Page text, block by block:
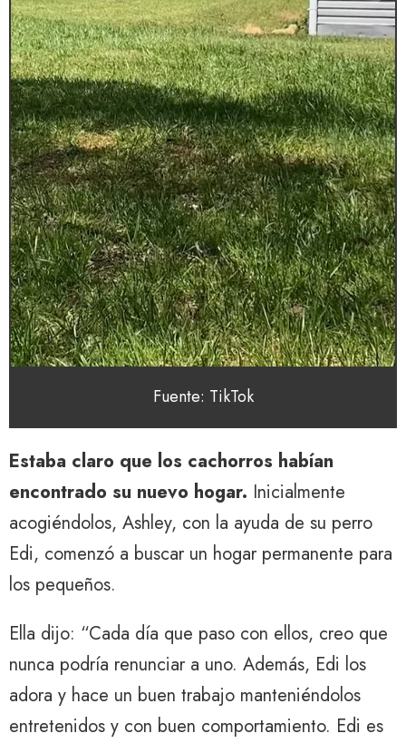
Fuente: TikTok
Estaba claro que los cachorros habían
encontrado su nuevo hogar. Inicialmente
acogiéndolos, Ashley, con la ayuda de su perro
Edi, comenzó a buscar un hogar permanente para
los pequeños.
Ella dijo: “Cada día que paso con ellos, creo que
nunca podría renunciar a uno. Además, Edi los
adora y hace un buen trabajo manteniéndolos
entretenidos y con buen comportamiento. Edi es